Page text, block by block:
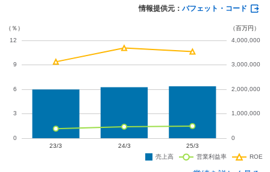
大が寄与し、減収増益を達成しています。
情報提供元： バフェット・コード